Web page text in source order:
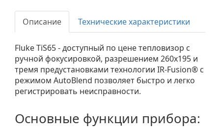
Описание Технические характеристики
Fluke TiS65 - доступный по цене тепловизор с
ручной фокусировкой, разрешением 260x195 и
тремя предустановками технологии IR-Fusion® с
режимом AutoBlend позволяет быстро и легко
регистрировать неисправности.
Основные функции прибора: